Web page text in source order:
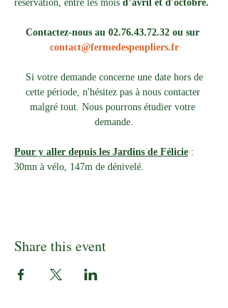
réservation, entre les mois d’avril et d'octobre.
Contactez-nous au 02.76.43.72.32 ou sur
contact@fermedespeupliers.fr
Si votre demande concerne une date hors de
cette période, n'hésitez pas à nous contacter
malgré tout. Nous pourrons étudier votre
demande.
Pour y aller depuis les Jardins de Félicie :
30mn à vélo, 147m de dénivelé.
Share this event